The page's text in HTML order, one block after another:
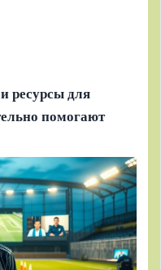
ресурсы для
помогают